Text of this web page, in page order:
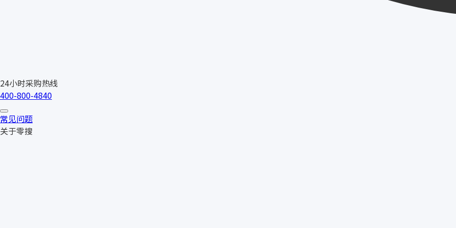
24小时采购热线
400-800-4840
常见问题
关于零搜